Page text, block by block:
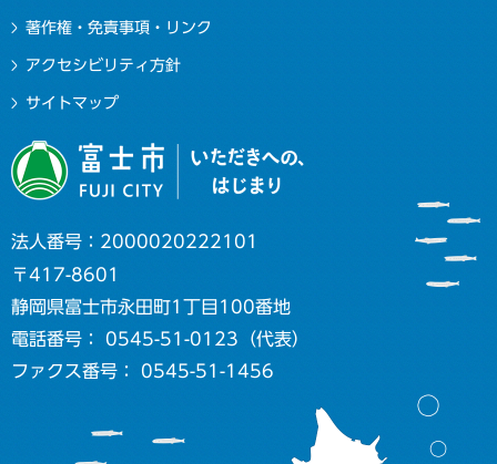
著作権・免責事項・リンク
アクセシビリティ方針
サイトマップ
法人番号：2000020222101
〒417-8601
静岡県富士市永田町1丁目100番地
電話番号： 0545-51-0123（代表）
ファクス番号： 0545-51-1456